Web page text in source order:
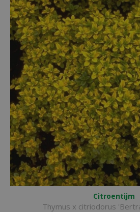
Citroentijm
Thymus x citriodorus